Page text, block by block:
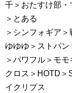
千＞おたすけ部
＞とある
＞シンフォギア
ゆゆゆ＞ストパ
＞パワフル＞モ
クロス＞HOTD＞
イクリプス